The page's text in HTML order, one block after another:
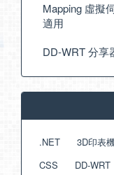
Mapping 虛擬
適用
DD-WRT 分享
.NET 3D印表
CSS
DD-WRT